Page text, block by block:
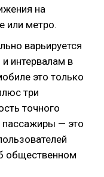
на
или метро.
варьируется
интервалам в
это только
три
точного
пассажиры — это
общественном